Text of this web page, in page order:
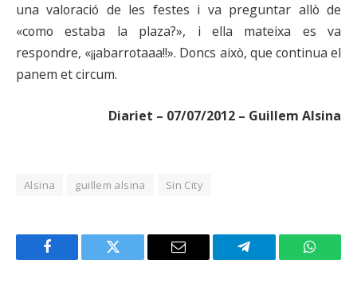
una valoració de les festes i va preguntar allò de
«como estaba la plaza?», i ella mateixa es va
respondre, «¡¡abarrotaaa!!». Doncs això, que continua el
panem et circum.
Diariet – 07/07/2012 – Guillem Alsina
Alsina guillem alsina Sin City
Facebook Twitter Email Telegram